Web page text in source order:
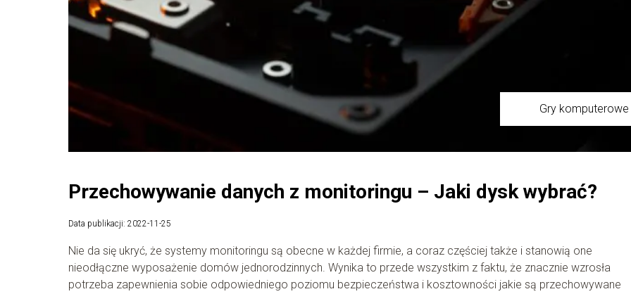
Gry komputerowe
Przechowywanie danych z monitoringu – Jaki dysk wybrać?
Data publikacji: 2022-11-25
Nie da się ukryć, że systemy monitoringu są obecne w każdej firmie, a coraz częściej także i stanowią one
nieodłączne wyposażenie domów jednorodzinnych. Wynika to przede wszystkim z faktu, że znacznie wzrosła
potrzeba zapewnienia sobie odpowiedniego poziomu bezpieczeństwa i kosztowności jakie są przechowywane